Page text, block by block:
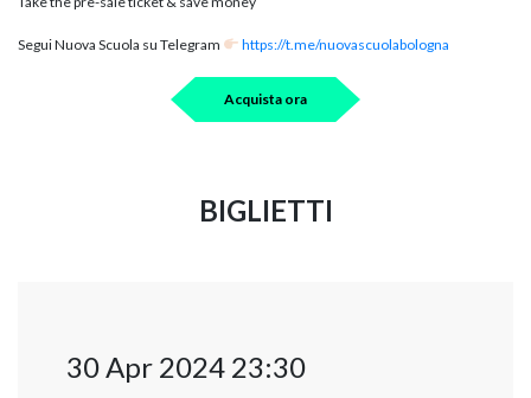
Segui Nuova Scuola su Telegram https://t.me/nuovascuolabologna
Acquista ora
BIGLIETTI
30 Apr 2024 23:30